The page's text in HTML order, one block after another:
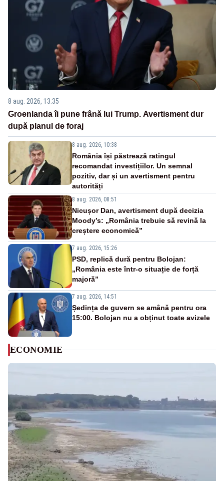
8 aug. 2026, 13:35
Groenlanda îi pune frână lui Trump. Avertisment dur
după planul de foraj
8 aug. 2026, 10:38
România își păstrează ratingul
recomandat investițiilor. Un semnal
pozitiv, dar și un avertisment pentru
autorități
8 aug. 2026, 08:51
Nicușor Dan, avertisment după decizia
Moody’s: „România trebuie să revină la
creștere economică”
7 aug. 2026, 15:26
PSD, replică dură pentru Bolojan:
„România este într-o situație de forță
majoră”
7 aug. 2026, 14:51
Ședința de guvern se amână pentru ora
15:00. Bolojan nu a obținut toate avizele
ECONOMIE